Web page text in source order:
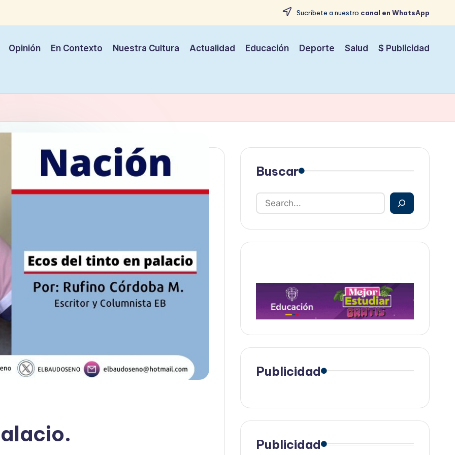
Sucríbete a nuestro canal en WhatsApp
Opinión En Contexto Nuestra Cultura Actualidad Educación Deporte Salud $ Publicidad
Buscar
Publicidad
Publicidad